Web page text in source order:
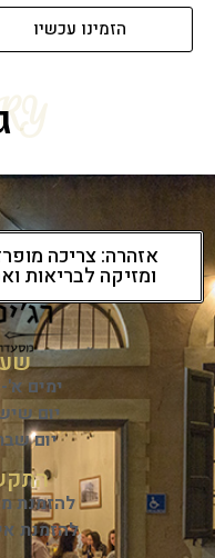
הזמינו עכשיו
אזהרה: צריכה
ומזיקה לבריאות
ימים
יום
יום
להזמנת
להזמנת